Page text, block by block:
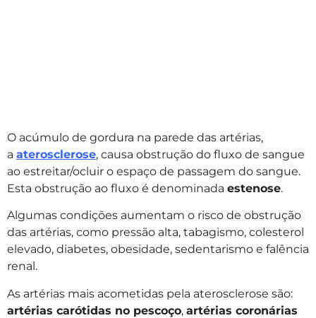
O acúmulo de gordura na parede das artérias,
a aterosclerose, causa obstrução do fluxo de sangue
ao estreitar/ocluir o espaço de passagem do sangue.
Esta obstrução ao fluxo é denominada estenose.
Algumas condições aumentam o risco de obstrução
das artérias, como pressão alta, tabagismo, colesterol
elevado, diabetes, obesidade, sedentarismo e falência
renal.
As artérias mais acometidas pela aterosclerose são:
artérias carótidas no pescoço, artérias coronárias